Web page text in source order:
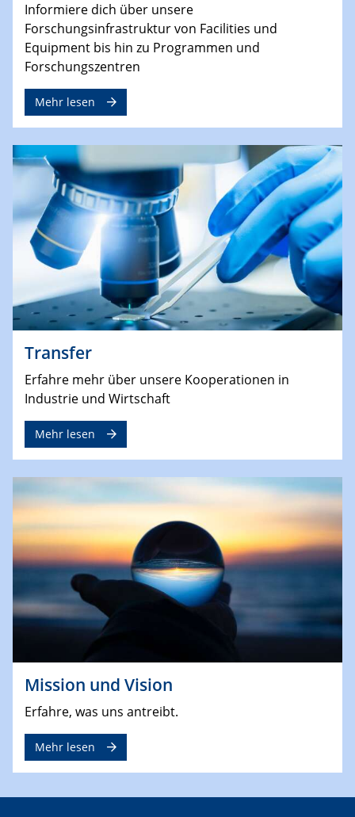
Informiere dich über unsere
Forschungsinfrastruktur von Facilities und
Equipment bis hin zu Programmen und
Forschungszentren
Mehr lesen
Transfer
Erfahre mehr über unsere Kooperationen in
Industrie und Wirtschaft
Mehr lesen
Mission und Vision
Erfahre, was uns antreibt.
Mehr lesen